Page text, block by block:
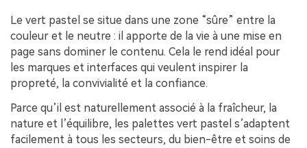
Le vert pastel se situe dans une zone “sûre” entre la
couleur et le neutre : il apporte de la vie à une mise en
page sans dominer le contenu. Cela le rend idéal pour
les marques et interfaces qui veulent inspirer la
propreté, la convivialité et la confiance.
Parce qu’il est naturellement associé à la fraîcheur, la
nature et l’équilibre, les palettes vert pastel s’adaptent
facilement à tous les secteurs, du bien-être et soins de